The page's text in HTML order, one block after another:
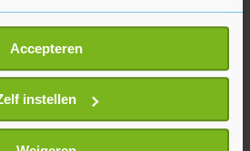
we ook graag:
over uw geografische
paar meter nauwkeurig kan zijn
door het actief te
eigenschappen (fingerprinting)
persoonlijke gegevens worden
Accepteren
instellen